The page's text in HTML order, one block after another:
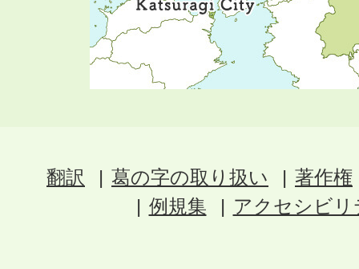
翻訳 葛の字の取り扱い
著作権
例規集
アクセシビ